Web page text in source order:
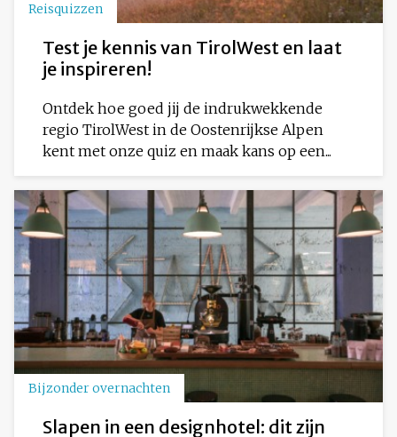
Reisquizzen
Test je kennis van TirolWest en laat
je inspireren!
Ontdek hoe goed jij de indrukwekkende
regio TirolWest in de Oostenrijkse Alpen
kent met onze quiz en maak kans op een...
Bijzonder overnachten
Slapen in een designhotel: dit zijn